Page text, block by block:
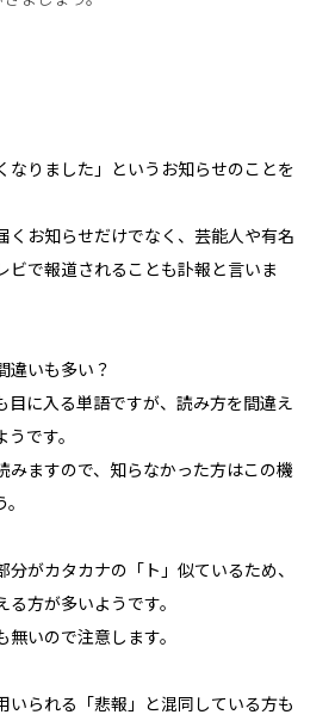
なりました」というお知らせのことを
くお知らせだけでなく、芸能人や有名
ビで報道されることも訃報と言いま
違いも多い？
目に入る単語ですが、読み方を間違え
です。
みますので、知らなかった方はこの機
分がカタカナの「ト」似ているため、
る方が多いようです。
いので注意します。
いられる「悲報」と混同している方も